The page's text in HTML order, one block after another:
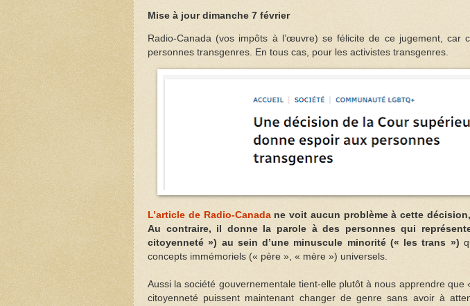
Mise à jour dimanche 7 février
Radio-Canada (vos impôts à l’œuvre) se félicite de ce jugement, car
personnes transgenres. En tous cas, pour les activistes transgenres.
L’article de Radio-Canadane voit aucun problème à cette
Au contraire, il donne la parole à des personnes qui
citoyenneté ») au sein d’une minuscule minorité (« les trans »)
concepts immémoriels (« père », « mère ») universels.
Aussi la société gouvernementale tient-elle plutôt à nous apprendre que
citoyenneté puissent maintenant changer de genre sans avoir à